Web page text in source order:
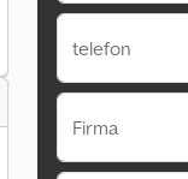
telefon
Firma